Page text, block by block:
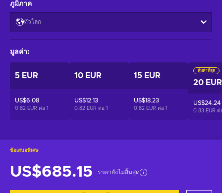
ข้อเสนอพิเศษ
US$685.15 ราคายังไม่สิ้นสุด
ภูมิภาค
ทั่วโลก
มูลค่า:
5 EUR
US$6.08
0.82 EUR ต่อ 1
10 EUR
US$12.13
0.82 EUR ต่อ 1
15 EUR
US$18.23
0.82 EUR ต่อ 1
คุ้มค่าที่สุด
20 EUR
US$24.24
0.83 EUR